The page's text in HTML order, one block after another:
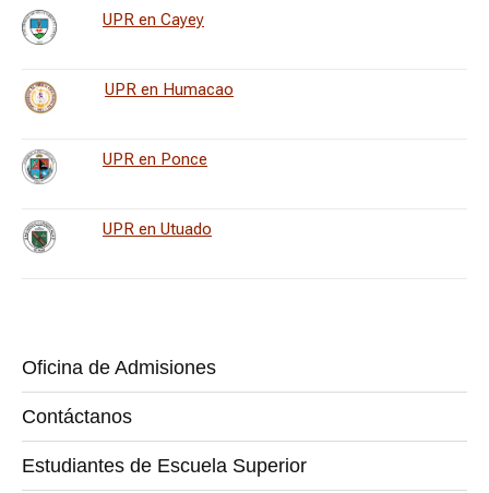
UPR en Cayey
UPR en Humacao
UPR en Ponce
UPR en Utuado
Oficina de Admisiones
Contáctanos
Estudiantes de Escuela Superior